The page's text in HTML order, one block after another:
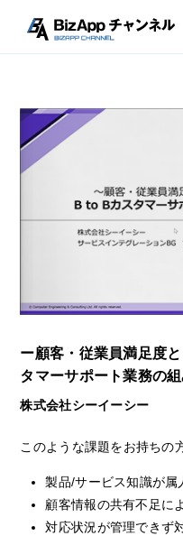
ー顧客・従業員満足度
タマーサポート業務の
株式会社シーイーシー
このような課題をお持ちの
製品/サービス知識が属
顧客情報の共有不足に
対応状況が管理できず